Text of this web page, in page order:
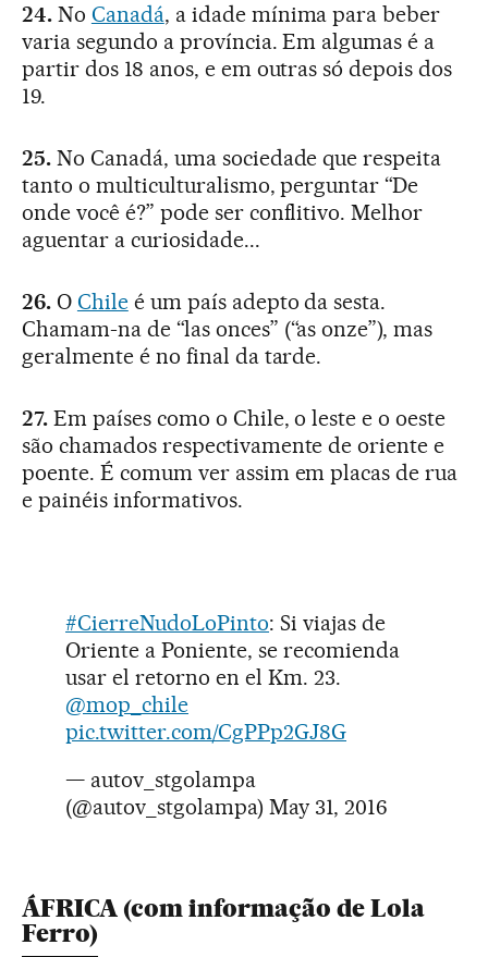
24.No Canadá, a idade mínima para beber
varia segundo a província. Em algumas é a
partir dos 18 anos, e em outras só depois dos
19.
25.No Canadá, uma sociedade que respeita
tanto o multiculturalismo, perguntar “De
onde você é?” pode ser conflitivo. Melhor
aguentar a curiosidade...
26.O Chileé um país adepto da sesta.
Chamam-na de “las onces” (“as onze”), mas
geralmente é no final da tarde.
27.Em países como o Chile, o leste e o oeste
são chamados respectivamente de oriente e
poente. É comum ver assim em placas de rua
e painéis informativos.
#CierreNudoLoPinto: Si viajas de
Oriente a Poniente, se recomienda
usar el retorno en el Km. 23.
@mop_chile
pic.twitter.com/CgPPp2GJ8G
— autov_stgolampa
(@autov_stgolampa) May 31, 2016
ÁFRICA (com informação de Lola
Ferro)